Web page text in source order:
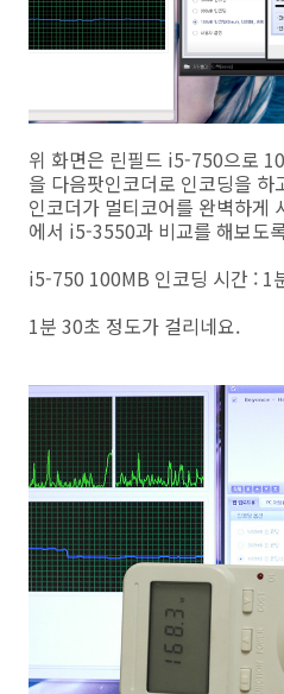
위 화면은 린필드 i5-750으로
을 다음팟인코더로 인코딩을
인코더가 멀티코어를 완벽하게
에서 i5-3550과 비교를 해보도
i5-750 100MB 인코딩 시간 : 1
1분 30초 정도가 걸리네요.